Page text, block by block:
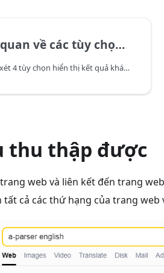
về các tùy chọn hiển thị
Bài viết xem xét 4 tùy chọn hiển thị kết quả khác nhau: văn bản, CSV, JSON, HTML
thu thập được
web và liên kết đến trang web
tất cả các thứ hạng của trang web